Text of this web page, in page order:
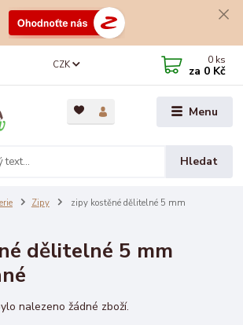
Menu
CZK
Hledat
0 ks
za 0 Kč
Zipy
zipy kostěné dělitelné 5 mm
dělitelné 5 mm
nalezeno žádné zboží.